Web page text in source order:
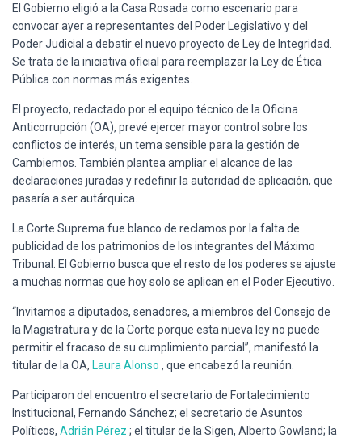
El Gobierno eligió a la Casa Rosada como escenario para
convocar ayer a representantes del Poder Legislativo y del
Poder Judicial a debatir el nuevo proyecto de Ley de Integridad.
Se trata de la iniciativa oficial para reemplazar la Ley de Ética
Pública con normas más exigentes.
El proyecto, redactado por el equipo técnico de la Oficina
Anticorrupción (OA), prevé ejercer mayor control sobre los
conflictos de interés, un tema sensible para la gestión de
Cambiemos. También plantea ampliar el alcance de las
declaraciones juradas y redefinir la autoridad de aplicación, que
pasaría a ser autárquica.
La Corte Suprema fue blanco de reclamos por la falta de
publicidad de los patrimonios de los integrantes del Máximo
Tribunal. El Gobierno busca que el resto de los poderes se ajuste
a muchas normas que hoy solo se aplican en el Poder Ejecutivo.
“Invitamos a diputados, senadores, a miembros del Consejo de
la Magistratura y de la Corte porque esta nueva ley no puede
permitir el fracaso de su cumplimiento parcial”, manifestó la
titular de la OA, Laura Alonso , que encabezó la reunión.
Participaron del encuentro el secretario de Fortalecimiento
Institucional, Fernando Sánchez; el secretario de Asuntos
Políticos, Adrián Pérez ; el titular de la Sigen, Alberto Gowland; la